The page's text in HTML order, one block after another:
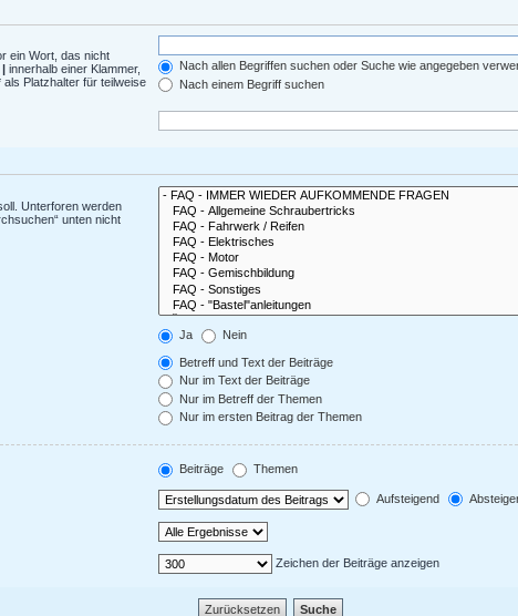
ein Wort, das nicht
| innerhalb einer Klammer,
Platzhalter für teilweise
Nach allen Begriffen suchen oder Suche wie angegeben
Nach einem Begriff suchen
Unterforen werden
unten nicht
Ja Nein
Betreff und Text der Beiträge
Nur im Text der Beiträge
Nur im Betreff der Themen
Nur im ersten Beitrag der Themen
Beiträge Themen
Aufsteigend
Zeichen der Beiträge anzeigen